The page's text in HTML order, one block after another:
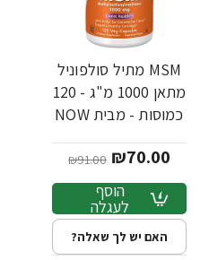
MSM מתיל סולפוניל
מתאן 1000 מ"ג - 120
כמוסות - מבית NOW
₪70.00
₪91.00
הוסף
לעגלה
האם יש לך שאלה?